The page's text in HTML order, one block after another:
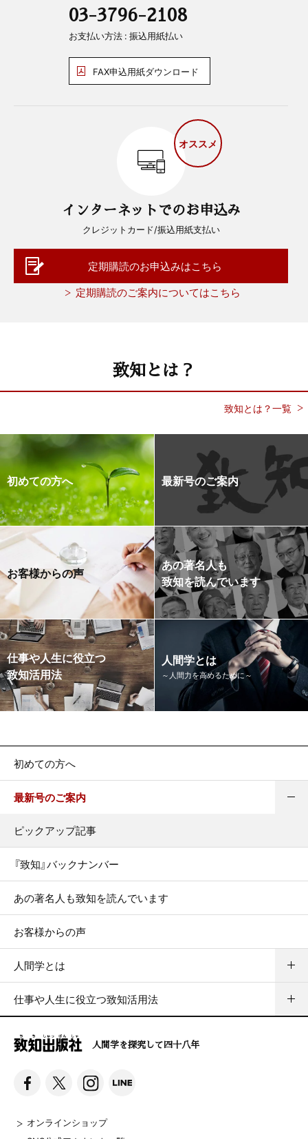
03-3796-2108
お支払い方法 : 振込用紙払い
FAX申込用紙ダウンロード
オススメ
インターネットでのお申込み
クレジットカード/振込用紙支払い
定期購読のお申込みはこちら
定期購読のご案内についてはこちら
致知とは？
致知とは？一覧
初めての方へ 最新号のご案内
お客様からの声
あの著名人も
致知を読んでいます
仕事や人生に役立つ
致知活用法
人間学とは
～人間力を高めるために～
初めての方へ
最新号のご案内
ピックアップ記事
『致知』バックナンバー
あの著名人も致知を読んでいます
お客様からの声
人間学とは
仕事や人生に役立つ致知活用法
人間学を探究して四十八年
オンラインショップ